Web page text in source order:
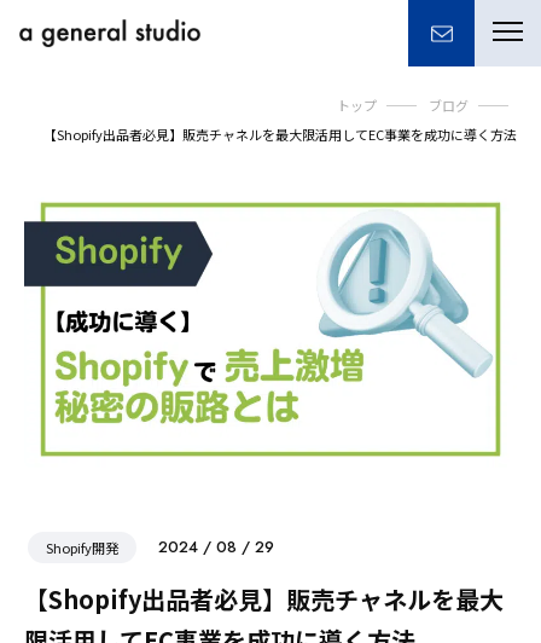
トップ
ブログ
【Shopify出品者必見】販売チャネルを最大限活用してEC事業を成功に導く方法
Shopify開発 2024 / 08 / 29
【Shopify出品者必見】販売チャネルを最大